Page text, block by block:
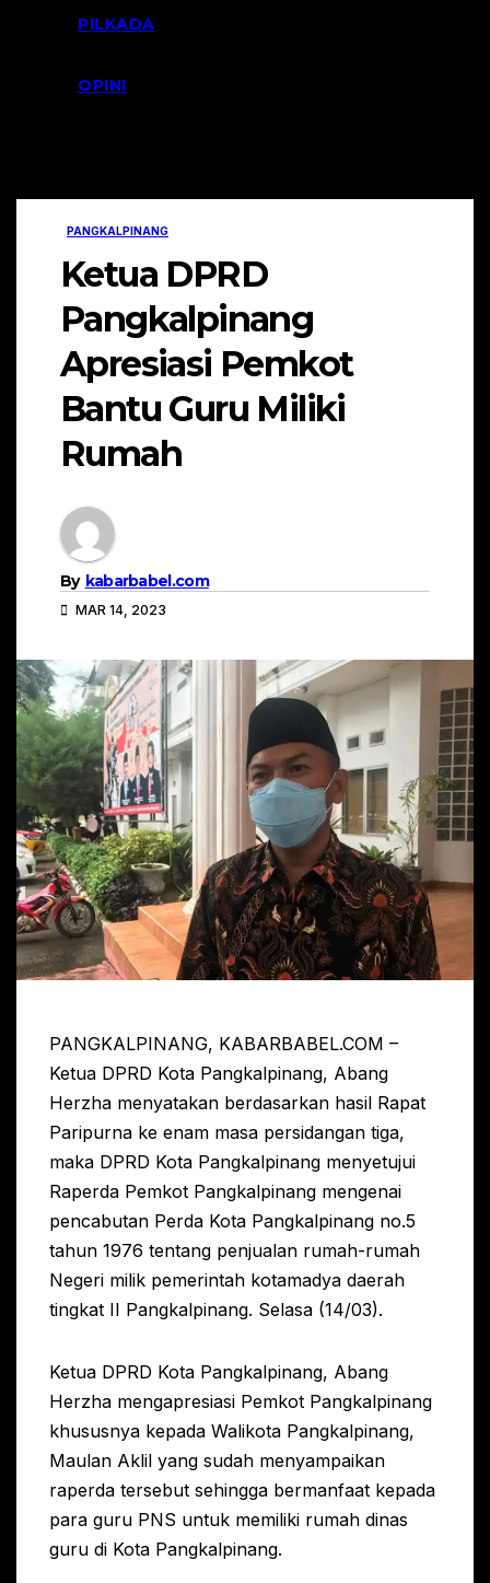
PILKADA
OPINI
PANGKALPINANG
Ketua DPRD
Pangkalpinang
Apresiasi Pemkot
Bantu Guru Miliki
Rumah
By kabarbabel.com
MAR 14, 2023
PANGKALPINANG, KABARBABEL.COM –
Ketua DPRD Kota Pangkalpinang, Abang
Herzha menyatakan berdasarkan hasil Rapat
Paripurna ke enam masa persidangan tiga,
maka DPRD Kota Pangkalpinang menyetujui
Raperda Pemkot Pangkalpinang mengenai
pencabutan Perda Kota Pangkalpinang no.5
tahun 1976 tentang penjualan rumah-rumah
Negeri milik pemerintah kotamadya daerah
tingkat II Pangkalpinang. Selasa (14/03).
Ketua DPRD Kota Pangkalpinang, Abang
Herzha mengapresiasi Pemkot Pangkalpinang
khususnya kepada Walikota Pangkalpinang,
Maulan Aklil yang sudah menyampaikan
raperda tersebut sehingga bermanfaat kepada
para guru PNS untuk memiliki rumah dinas
guru di Kota Pangkalpinang.